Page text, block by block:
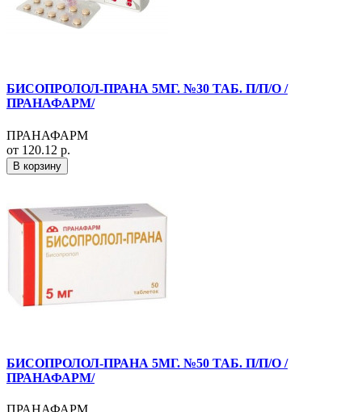
БИСОПРОЛОЛ-ПРАНА 5МГ. №30 ТАБ. П/П/О /
ПРАНАФАРМ/
ПРАНАФАРМ
от 120.12 р.
В корзину
БИСОПРОЛОЛ-ПРАНА 5МГ. №50 ТАБ. П/П/О /
ПРАНАФАРМ/